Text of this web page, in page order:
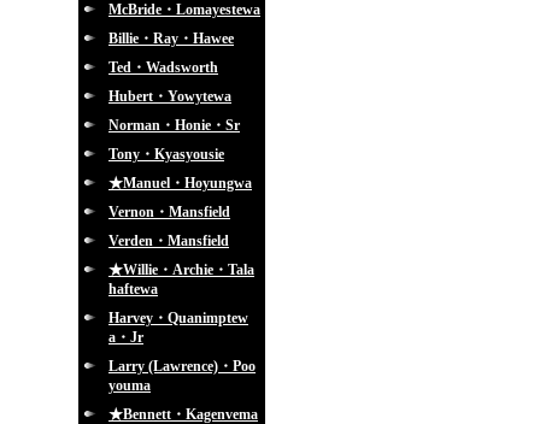
McBride・Lomayestewa
Billie・Ray・Hawee
Ted・Wadsworth
Hubert・Yowytewa
Norman・Honie・Sr
Tony・Kyasyousie
★Manuel・Hoyungwa
Vernon・Mansfield
Verden・Mansfield
★Willie・Archie・Tala
haftewa
Harvey・Quanimptew
a・Jr
Larry (Lawrence)・Poo
youma
★Bennett・Kagenvema